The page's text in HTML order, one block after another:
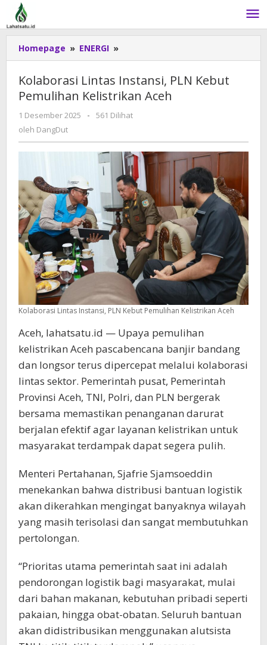
Lewati
konten
Homepage » ENERGI »
Lintas
PLN
Kebut
Pemulihan
Kolaborasi Lintas Instansi, PLN Kebut
Pemulihan Kelistrikan Aceh
1 Desember 2025
oleh
-
561 Dilihat
oleh DangDut
Kolaborasi Lintas Instansi, PLN Kebut Pemulihan Kelistrikan Aceh
Aceh, lahatsatu.id — Upaya pemulihan
kelistrikan Aceh pascabencana banjir bandang
dan longsor terus dipercepat melalui kolaborasi
lintas sektor. Pemerintah pusat, Pemerintah
Provinsi Aceh, TNI, Polri, dan PLN bergerak
bersama memastikan penanganan darurat
berjalan efektif agar layanan kelistrikan untuk
masyarakat terdampak dapat segera pulih.
Menteri Pertahanan, Sjafrie Sjamsoeddin
menekankan bahwa distribusi bantuan logistik
akan dikerahkan mengingat banyaknya wilayah
yang masih terisolasi dan sangat membutuhkan
pertolongan.
“Prioritas utama pemerintah saat ini adalah
pendorongan logistik bagi masyarakat, mulai
dari bahan makanan, kebutuhan pribadi seperti
pakaian, hingga obat-obatan. Seluruh bantuan
akan didistribusikan menggunakan alutsista